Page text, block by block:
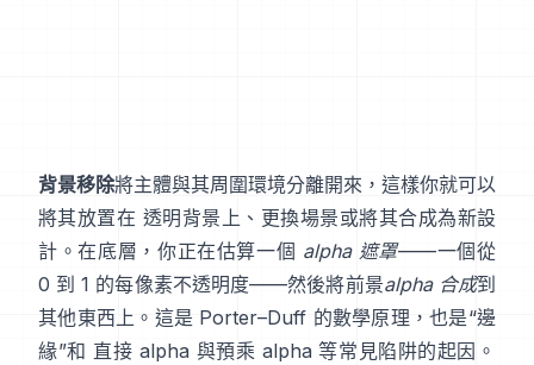
背景移除將主體與其周圍環境分離開來，這樣你就可以
將其放置在 透明背景上、更換場景或將其合成為新設
計。在底層，你正在估算一個 alpha 遮罩——一個從
0 到 1 的每像素不透明度——然後將前景alpha 合成到
其他東西上。這是 Porter–Duff 的數學原理，也是“邊
緣”和 直接 alpha 與預乘 alpha 等常見陷阱的起因。